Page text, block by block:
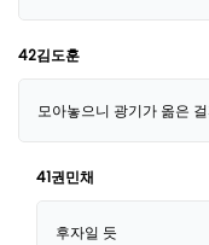
42김도훈
모아놓으니 광기가 옮은
41권민채
후자일 듯